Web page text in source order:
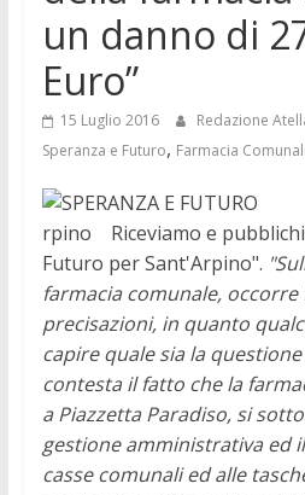
un danno di
Euro”
15 Luglio 2016 Redazione
Speranza e Futuro, Farmacia
rpino Riceviamo e
Futuro per Sant'Arpino".
farmacia comunale,
precisazioni, in quanto
capire quale sia la
contesta il fatto che la
a Piazzetta Paradiso, si
gestione amministrativa ed
casse comunali ed alle